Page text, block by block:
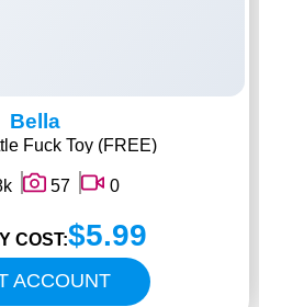
Bella
Fuck Toy (FREE)
57 0
ACCOUNT
COST:$5.99